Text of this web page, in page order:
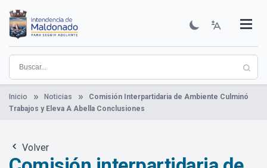
contenido
principal
Institucional
Municipios
Descubre Maldonado
Comunicación
Servicios
Guía De Trámites
Ver Noticias
Inicio Noticias
Comisión Interpartidaria de Ambiente Culminó
Trabajos y Eleva A Abella Conclusiones
Volver